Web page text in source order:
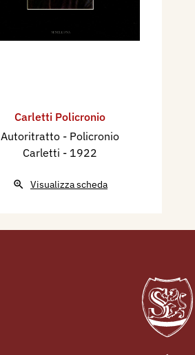
Carletti Policronio
Autoritratto - Policronio
Carletti - 1922
Visualizza scheda